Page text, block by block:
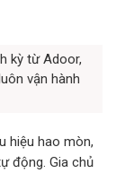
kỳ từ Adoor,
vận hành
hiệu hao mòn,
động. Gia chủ